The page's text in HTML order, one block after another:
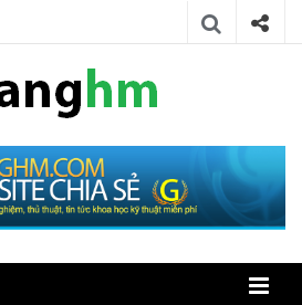
gianghm
kỹ thuật miễn phí